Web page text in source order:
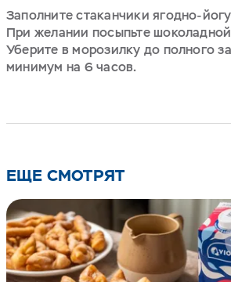
Заполните стаканчики ягодно-
При желании посыпьте
Уберите в морозилку до полного
минимум на 6 часов.
ЕЩЕ СМОТРЯТ